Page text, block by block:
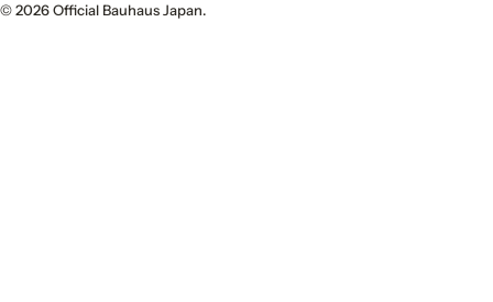
© 2026Official Bauhaus Japan.